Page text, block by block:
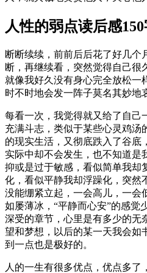
人性的弱点读后感
断断续续，前前后后花了好几个
断，再继续看，突然觉得自己很
就像我好久没有身心完全放松一
时不时地会发一阵子莫名其妙地
每看一次，我觉得就又给了自己
充满斗志，类似于某些心灵鸡汤
的现实生活，又彻底跌入了谷底
实际中却不会发生，也不知道是
抑或是过于敏感，看似简单我却
化，看似平静我却浮躁化，突然
没能绷紧立起，一会高儿，一会
如屡薄冰，“平静而心安”的感觉
深受的章节，心里是有多少的无
望和梦想，以后的某一天我会如
到一点也是极好的。
人的一生有很多优点，优点多了